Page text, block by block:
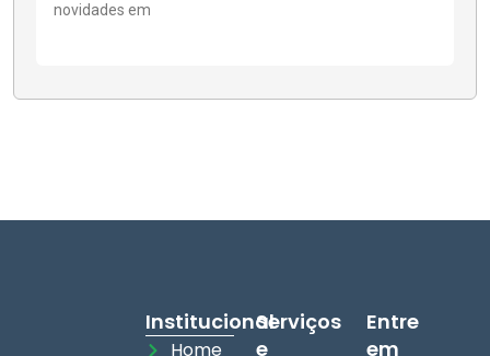
novidades em
Institucional
Home
Serviços
e
Entre
em